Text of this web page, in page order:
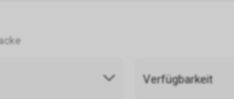
Verfügbarkeit